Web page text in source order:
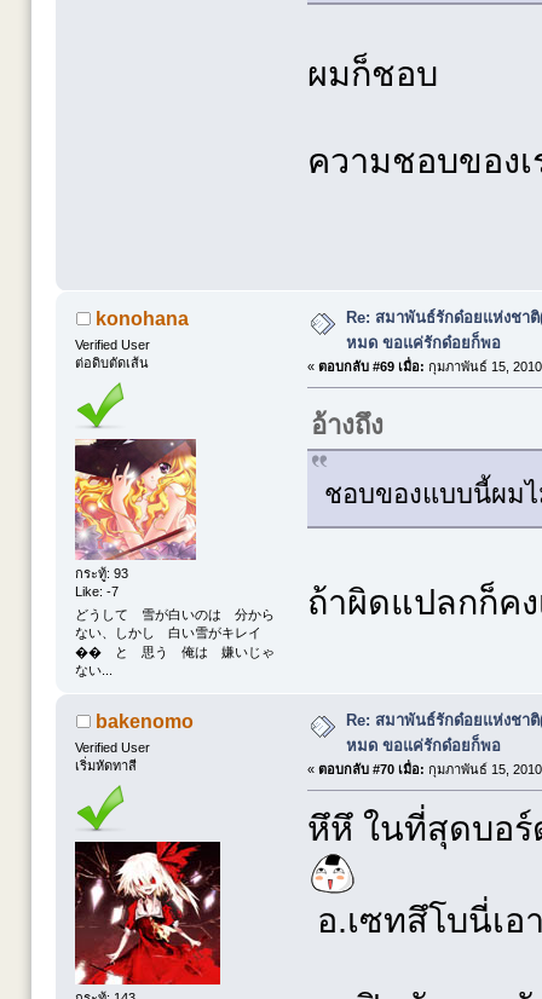
ผมก็ชอบ
ความชอบของ
konohana
Verified User
ต่อดิบตัดเส้น
กระทู้: 93
Like: -7
どうして 雪が白いのは 分から
ない、しかし 白い雪がキレイ
�� と 思う 俺は 嫌いじゃ
ない...
Re: สมาพันธ์รักด๋อยแห่งชา
หมด ขอแค่รักด๋อยก็พอ
« ตอบกลับ #69 เมื่อ: กุมภาพันธ์ 15,
อ้างถึง
ชอบของแบบนี้ผม
ถ้าผิดแปลกก็ค
bakenomo
Verified User
เริ่มหัดทาสี
Re: สมาพันธ์รักด๋อยแห่งชา
หมด ขอแค่รักด๋อยก็พอ
« ตอบกลับ #70 เมื่อ: กุมภาพันธ์ 15,
หึหึ ในที่สุดบอร์
อ.เซทสึโบนี่เ